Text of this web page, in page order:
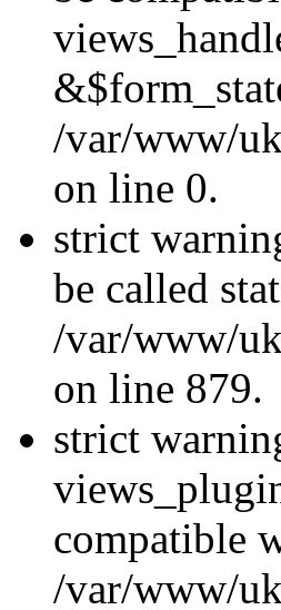
/var/www/
on line 0.
strict
be called
/var/www/
on line 879.
strict
compatible
/var/www/